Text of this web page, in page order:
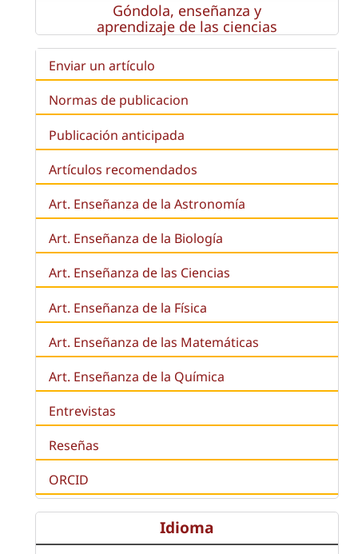
Góndola, enseñanza y
aprendizaje de las ciencias
Enviar un artículo
Normas de publicacion
Publicación anticipada
Artículos recomendados
Art. Enseñanza de la Astronomía
Art. Enseñanza de la Biología
Art. Enseñanza de las Ciencias
Art. Enseñanza de la Física
Art. Enseñanza de las Matemáticas
Art. Enseñanza de la Química
Entrevistas
Reseñas
ORCID
Idioma